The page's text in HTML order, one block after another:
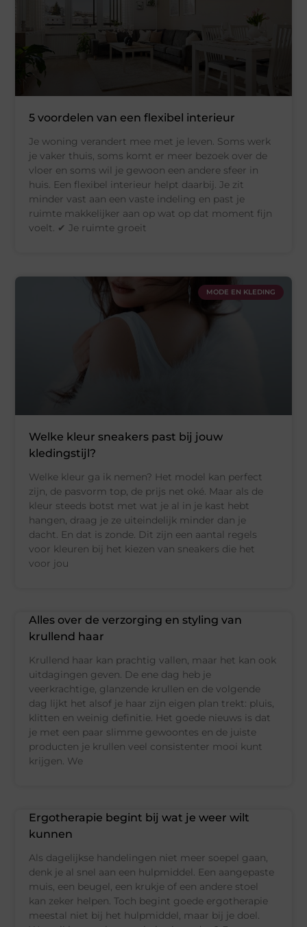
5 voordelen van een flexibel interieur
Je woning verandert mee met je leven. Soms werk
je vaker thuis, soms komt er meer bezoek over de
vloer en soms wil je gewoon een andere sfeer in
huis. Een flexibel interieur helpt daarbij. Je zit
minder vast aan een vaste indeling en past je
ruimte makkelijker aan op wat op dat moment fijn
voelt. ✔ Je ruimte groeit
MODE EN KLEDING
Welke kleur sneakers past bij jouw
kledingstijl?
Welke kleur ga ik nemen? Het model kan perfect
zijn, de pasvorm top, de prijs net oké. Maar als de
kleur steeds botst met wat je al in je kast hebt
hangen, draag je ze uiteindelijk minder dan je
dacht. En dat is zonde. Dit zijn een aantal regels
voor kleuren bij het kiezen van sneakers die het
voor jou
Alles over de verzorging en styling van
krullend haar
Krullend haar kan prachtig vallen, maar het kan ook
uitdagingen geven. De ene dag heb je
veerkrachtige, glanzende krullen en de volgende
dag lijkt het alsof je haar zijn eigen plan trekt: pluis,
klitten en weinig definitie. Het goede nieuws is dat
je met een paar slimme gewoontes en de juiste
producten je krullen veel consistenter mooi kunt
krijgen. We
Ergotherapie begint bij wat je weer wilt
kunnen
Als dagelijkse handelingen niet meer soepel gaan,
denk je al snel aan een hulpmiddel. Een aangepaste
muis, een beugel, een krukje of een andere stoel
kan zeker helpen. Toch begint goede ergotherapie
meestal niet bij het hulpmiddel, maar bij je doel.